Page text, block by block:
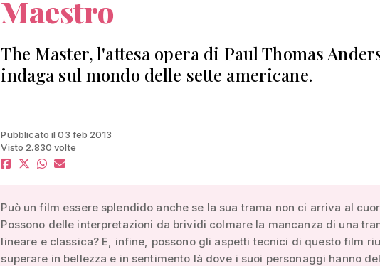
Maestro
The Master, l'attesa opera di Paul Thomas
indaga sul mondo delle sette americane.
Pubblicato il 03 feb 2013
Visto 2.830 volte
Può un film essere splendido anche se la sua trama non ci arriva al
Possono delle interpretazioni da brividi colmare la mancanza di una
lineare e classica? E, infine, possono gli aspetti tecnici di questo film
superare in bellezza e in sentimento là dove i suoi personaggi hanno